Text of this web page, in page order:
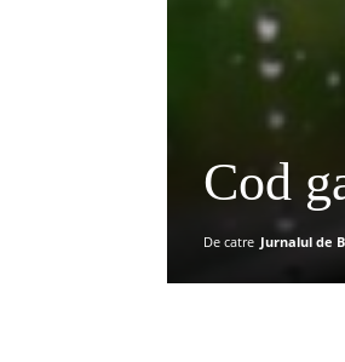
Cod
De catre Jurnalul de